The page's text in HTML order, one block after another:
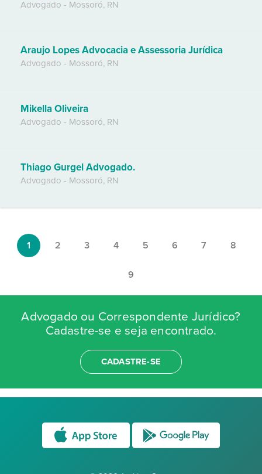
Advogado - Mossoró, RN
Araujo Lopes Advocacia e Assessoria Jurídica
Advogado - Mossoró, RN
Mikella Oliveira
Advogado - Mossoró, RN
Thiago Gurgel Advogado.
Advogado - Mossoró, RN
1 2 3 4 5 6 7 8
9
Advogado ou Correspondente Jurídico?
Cadastre-se e seja encontrado.
CADASTRE-SE